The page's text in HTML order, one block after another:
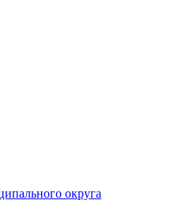
округа